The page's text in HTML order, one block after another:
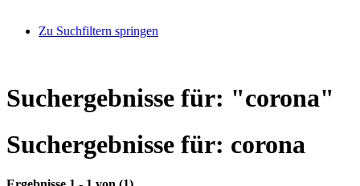
Zu Suchfiltern springen
Suchergebnisse für: "corona"
Suchergebnisse für: corona